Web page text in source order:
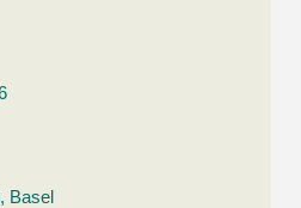
Basel